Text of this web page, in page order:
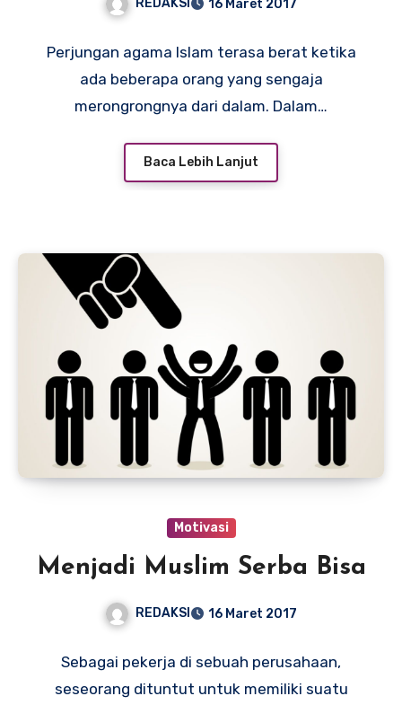
REDAKSI 16 Maret 2017
Perjungan agama Islam terasa berat ketika
ada beberapa orang yang sengaja
merongrongnya dari dalam. Dalam…
Baca Lebih Lanjut
Motivasi
Menjadi Muslim Serba Bisa
REDAKSI 16 Maret 2017
Sebagai pekerja di sebuah perusahaan,
seseorang dituntut untuk memiliki suatu